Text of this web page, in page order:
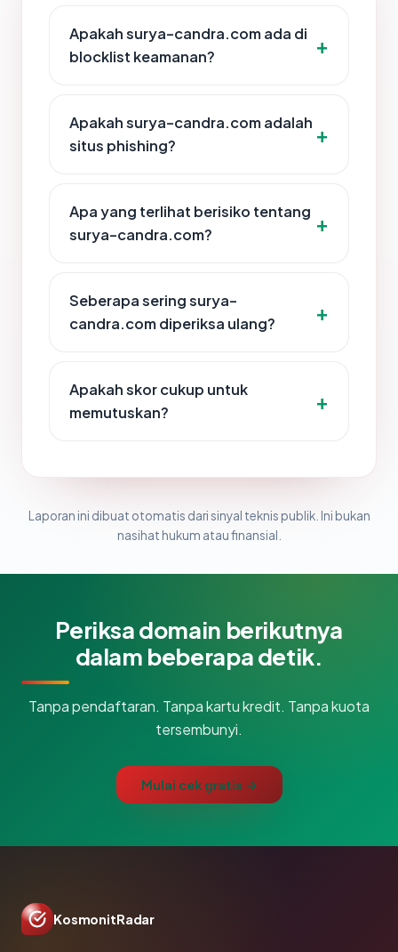
Apakah surya-candra.com ada di
blocklist keamanan?
Apakah surya-candra.com adalah
situs phishing?
Apa yang terlihat berisiko tentang
surya-candra.com?
Seberapa sering surya-
candra.com diperiksa ulang?
Apakah skor cukup untuk
memutuskan?
Laporan ini dibuat otomatis dari sinyal teknis publik. Ini bukan
nasihat hukum atau finansial.
Periksa domain berikutnya
dalam beberapa detik.
Tanpa pendaftaran. Tanpa kartu kredit. Tanpa kuota
tersembunyi.
Mulai cek gratis →
KosmonitRadar